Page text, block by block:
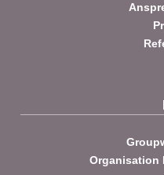
Organisation